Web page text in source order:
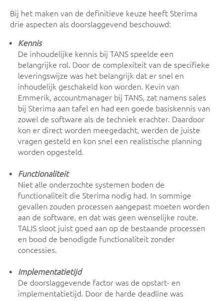
Bij het maken van de definitieve keuze heeft Sterima
drie aspecten als doorslaggevend beschouwd:
Kennis
De inhoudelijke kennis bij TANS speelde een
belangrijke rol. Door de complexiteit van de specifieke
leveringswijze was het belangrijk dat er snel en
inhoudelijk geschakeld kon worden. Kevin van
Emmerik, accountmanager bij TANS, zat namens sales
bij Sterima aan tafel en had een goede basiskennis van
zowel de software als de techniek erachter. Daardoor
kon er direct worden meegedacht, werden de juiste
vragen gesteld en kon snel een realistische planning
worden opgesteld.
Functionaliteit
Niet alle onderzochte systemen boden de
functionaliteit die Sterima nodig had. In sommige
gevallen zouden processen aangepast moeten worden
aan de software, en dat was geen wenselijke route.
TALIS sloot juist goed aan op de bestaande processen
en bood de benodigde functionaliteit zonder
concessies.
Implementatietijd
De doorslaggevende factor was de opstart- en
implementatietijd. Door de harde deadline was